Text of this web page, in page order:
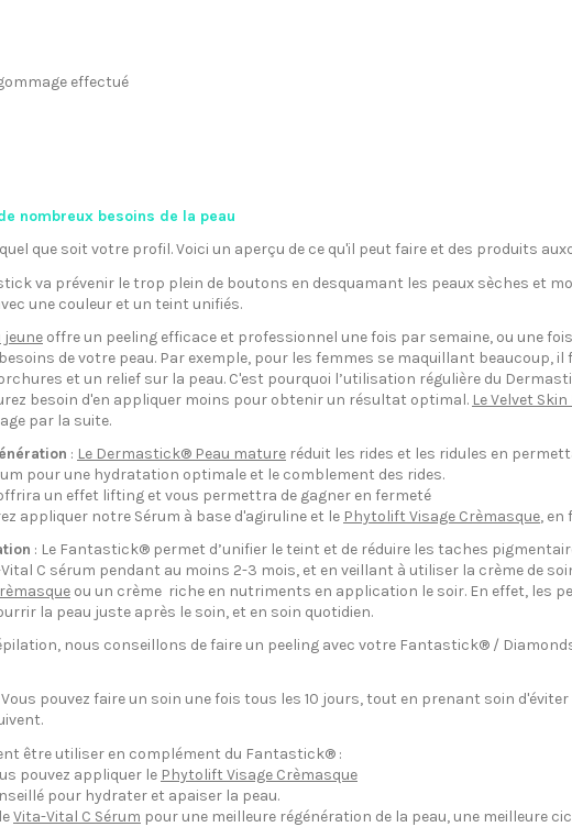
effectué
nombreux besoins de la peau
que soit votre profil. Voici un aperçu de ce qu'il peut faire et des produits
va prévenir le trop plein de boutons en desquamant les peaux sèches et
une couleur et un teint unifiés.
jeune offre un peeling efficace et professionnel une fois par semaine, ou une
de votre peau. Par exemple, pour les femmes se maquillant beaucoup,
et un relief sur la peau. C'est pourquoi l’utilisation régulière du
besoin d'en appliquer moins pour obtenir un résultat optimal. Le Velvet
par la suite.
: Le Dermastick® Peau mature réduit les rides et les ridules en
pour une hydratation optimale et le comblement des rides.
un effet lifting et vous permettra de gagner en fermeté
appliquer notre Sérum à base d'agiruline et le Phytolift Visage Crèmasque, en
: Le Fantastick® permet d’unifier le teint et de réduire les taches
C sérum pendant au moins 2-3 mois, et en veillant à utiliser la crème de
ou un crème riche en nutriments en application le soir. En effet, les
la peau juste après le soin, et en soin quotidien.
nous conseillons de faire un peeling avec votre Fantastick® /
pouvez faire un soin une fois tous les 10 jours, tout en prenant soin
être utiliser en complément du Fantastick® :
pouvez appliquer le Phytolift Visage Crèmasque
pour hydrater et apaiser la peau.
Vita-Vital C Sérum pour une meilleure régénération de la peau, une meilleure